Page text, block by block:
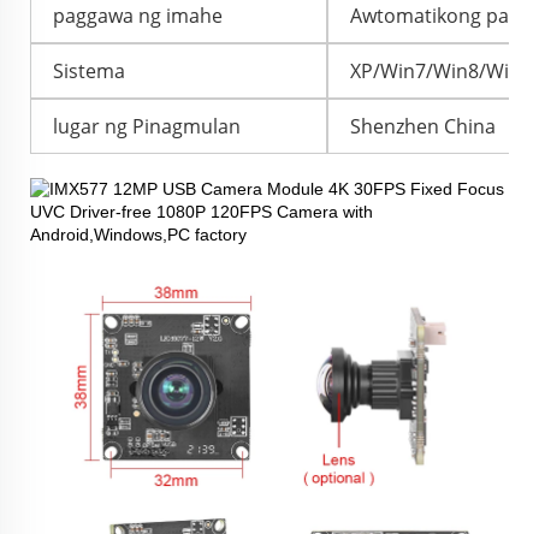
paggawa ng imahe Awtomatikong pag-
Sistema XP/Win7/Win8/
lugar ng Pinagmulan Shenzhen China